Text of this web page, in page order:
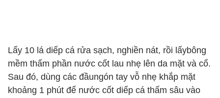
Lấy 10 lá diếp cá rửa sạch, nghiền nát, rồi lấybông
mềm thấm phần nước cốt lau nhẹ lên da mặt và cổ.
Sau đó, dùng các đầungón tay vỗ nhẹ khắp mặt
khoảng 1 phút để nước cốt diếp cá thấm sâu vào